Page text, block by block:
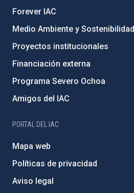
Forever IAC
Medio Ambiente y Sostenibilidad
Proyectos institucionales
Financiación externa
Programa Severo Ochoa
Amigos del IAC
PORTAL DEL IAC
Mapa web
Políticas de privacidad
Aviso legal